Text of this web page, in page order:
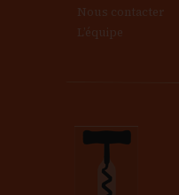
Nous contacter
L’équipe